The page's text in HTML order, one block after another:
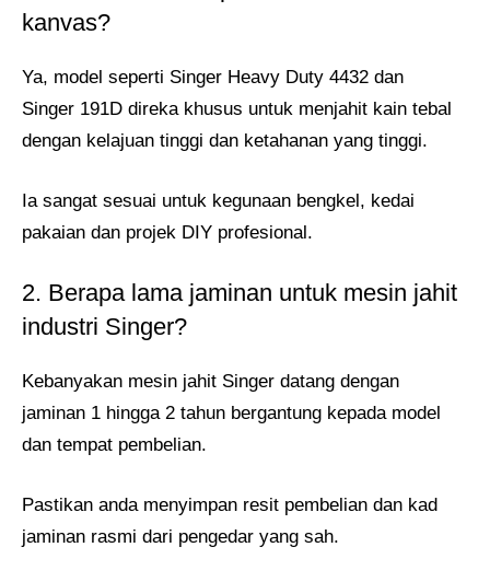
kanvas?
Ya, model seperti Singer Heavy Duty 4432 dan
Singer 191D direka khusus untuk menjahit kain tebal
dengan kelajuan tinggi dan ketahanan yang tinggi.
Ia sangat sesuai untuk kegunaan bengkel, kedai
pakaian dan projek DIY profesional.
2. Berapa lama jaminan untuk mesin jahit
industri Singer?
Kebanyakan mesin jahit Singer datang dengan
jaminan 1 hingga 2 tahun bergantung kepada model
dan tempat pembelian.
Pastikan anda menyimpan resit pembelian dan kad
jaminan rasmi dari pengedar yang sah.